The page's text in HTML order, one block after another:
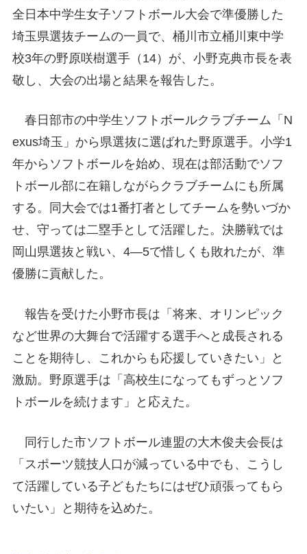
全日本中学生女子ソフトボール大会で準優勝した
埼玉県選抜チームの一員で、桶川市立桶川東中学
校3年の野原咲樹選手（14）が、小野克典市長を表
敬し、大会の出場と結果を報告した。
春日部市の中学生ソフトボールクラブチーム「N
exus埼玉」から県選抜に選ばれた野原選手。小学1
年からソフトボールを始め、現在は部活動でソフ
トボール部に在籍しながらクラブチームにも所属
する。同大会では1番打者としてチームを勢いづか
せ、守っては二塁手として活躍した。決勝戦では
岡山県選抜と戦い、4―5で惜しくも敗れたが、準
優勝に貢献した。
報告を受けた小野市長は「将来、オリンピック
など世界の大舞台で活躍する選手へと成長される
ことを期待し、これからも応援していきたい」と
激励。野原選手は「高校生になってもずっとソフ
トボールを続けます」と応えた。
同行した市ソフトボール連盟の大木俊夫会長は
「スポーツ競技人口が減っている中でも、こうし
て活躍している子どもたちにはぜひ頑張ってもら
いたい」と期待を込めた。